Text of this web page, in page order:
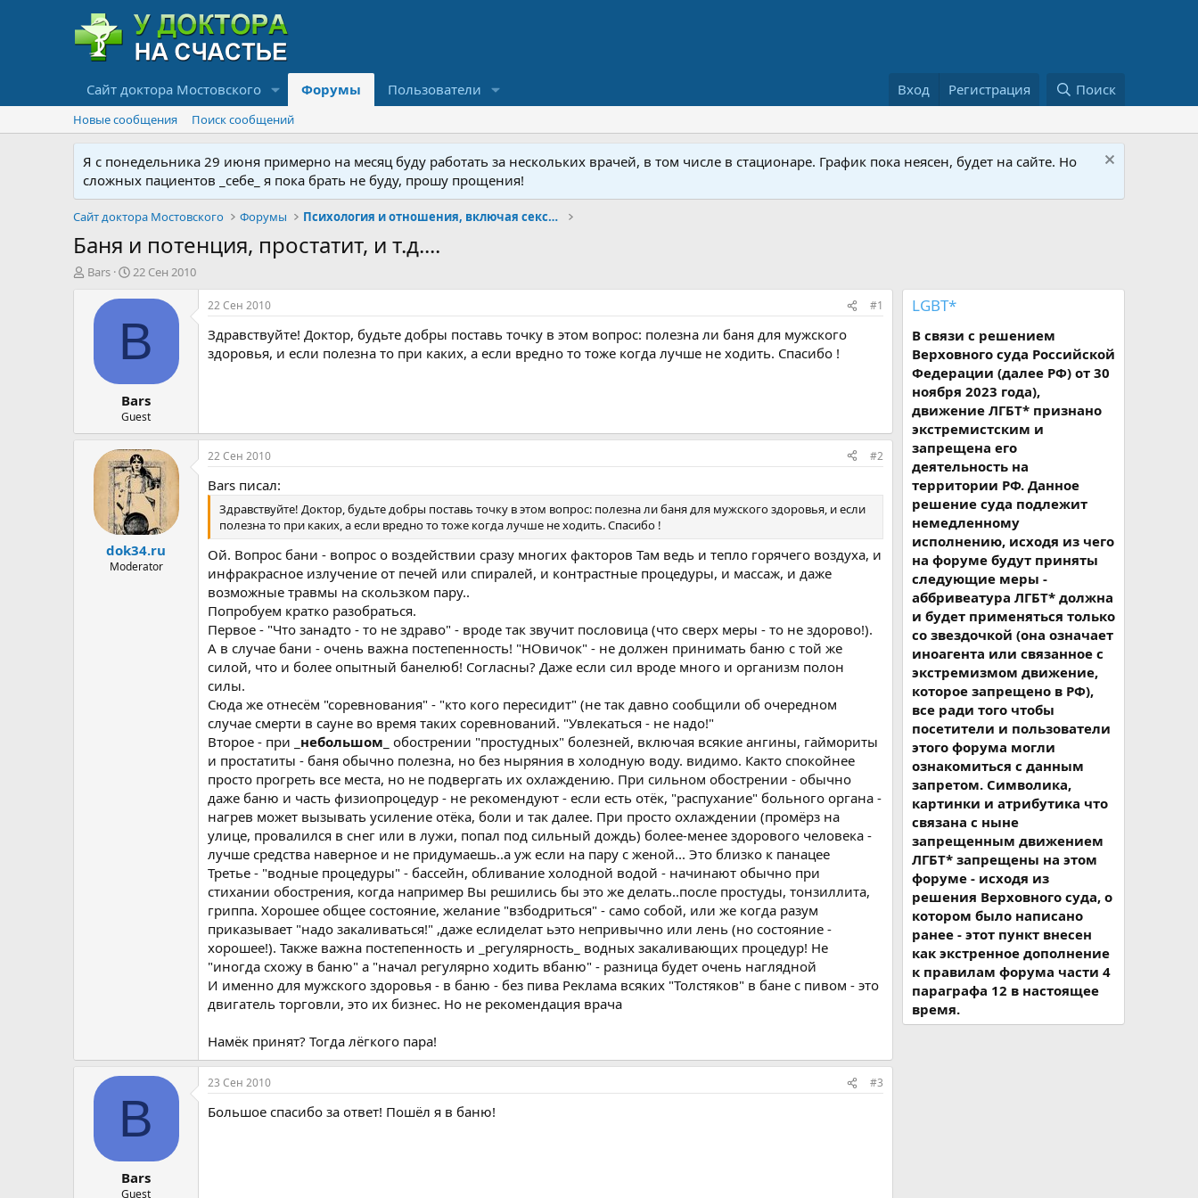
Сайт доктора Мостовского Форумы Пользователи Вход Регистрация Поиск
Новые сообщения Поиск сообщений
Я с понедельника 29 июня примерно на месяц буду работать за нескольких врачей, в том числе в стационаре. График пока неясен, будет на сайте. Но
сложных пациентов _себе_ я пока брать не буду, прошу прощения!
Сайт доктора Мостовского Форумы Психология и отношения, включая сексуальность.
Баня и потенция, простатит, и т.д....
А
Bars
Д
т
н
а
а
л
а
22 Сен 2010
B
Bars
Guest
22 Сен 2010 #1
Здравствуйте! Доктор, будьте добры поставь точку в этом вопрос: полезна ли баня для мужского
здоровья, и если полезна то при каких, а если вредно то тоже когда лучше не ходить. Спасибо !
dok34.ru
Moderator
22 Сен 2010 #2
Bars писал:
Здравствуйте! Доктор, будьте добры поставь точку в этом вопрос: полезна ли баня для мужского здоровья, и если
полезна то при каких, а если вредно то тоже когда лучше не ходить. Спасибо !
Ой. Вопрос бани - вопрос о воздействии сразу многих факторов Там ведь и тепло горячего воздуха, и
инфракрасное излучение от печей или спиралей, и контрастные процедуры, и массаж, и даже
возможные травмы на скользком пару..
Попробуем кратко разобраться.
Первое - "Что занадто - то не здраво" - вроде так звучит пословица (что сверх меры - то не здорово!).
А в случае бани - очень важна постепенность! "НОвичок" - не должен принимать баню с той же
силой, что и более опытный банелюб! Согласны? Даже если сил вроде много и организм полон
силы.
Сюда же отнесём "соревнования" - "кто кого пересидит" (не так давно сообщили об очередном
случае смерти в сауне во время таких соревнований. "Увлекаться - не надо!"
Второе - при _ небольшом _ обострении "простудных" болезней, включая всякие ангины, гаймориты
и простатиты - баня обычно полезна, но без ныряния в холодную воду. видимо. Както спокойнее
просто прогреть все места, но не подвергать их охлаждению. При сильном обострении - обычно
даже баню и часть физиопроцедур - не рекомендуют - если есть отёк, "распухание" больного органа -
нагрев может вызывать усиление отёка, боли и так далее. При просто охлаждении (промёрз на
улице, провалился в снег или в лужи, попал под сильный дождь) более-менее здорового человека -
лучше средства наверное и не придумаешь..а уж если на пару с женой... Это близко к панацее
Третье - "водные процедуры" - бассейн, обливание холодной водой - начинают обычно при
стихании обострения, когда например Вы решились бы это же делать..после простуды, тонзиллита,
гриппа. Хорошее общее состояние, желание "взбодриться" - само собой, или же когда разум
приказывает "надо закаливаться!" ,даже еслиделат ьэто непривычно или лень (но состояние -
хорошее!). Также важна постепенность и _регулярность_ водных закаливающих процедур! Не
"иногда схожу в баню" а "начал регулярно ходить вбаню" - разница будет очень наглядной
И именно для мужского здоровья - в баню - без пива Реклама всяких "Толстяков" в бане с пивом - это
двигатель торговли, это их бизнес. Но не рекомендация врача
Намёк принят? Тогда лёгкого пара!
B
Bars
Guest
23 Сен 2010 #3
Большое спасибо за ответ! Пошёл я в баню!
LGBT*
В связи с решением
Верховного суда Российской
Федерации (далее РФ) от 30
ноября 2023 года),
движение ЛГБТ* признано
экстремистским и
запрещена его
деятельность на
территории РФ. Данное
решение суда подлежит
немедленному
исполнению, исходя из чего
на форуме будут приняты
следующие меры -
аббривеатура ЛГБТ* должна
и будет применяться только
со звездочкой (она означает
иноагента или связанное с
экстремизмом движение,
которое запрещено в РФ),
все ради того чтобы
посетители и пользователи
этого форума могли
ознакомиться с данным
запретом. Символика,
картинки и атрибутика что
связана с ныне
запрещенным движением
ЛГБТ* запрещены на этом
форуме - исходя из
решения Верховного суда, о
котором было написано
ранее - этот пункт внесен
как экстренное дополнение
к правилам форума части 4
параграфа 12 в настоящее
время.